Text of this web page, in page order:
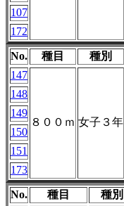
107
172
No. 種目 種別
147
８００ｍ 女子３年
148
149
150
151
173
No. 種目 種別